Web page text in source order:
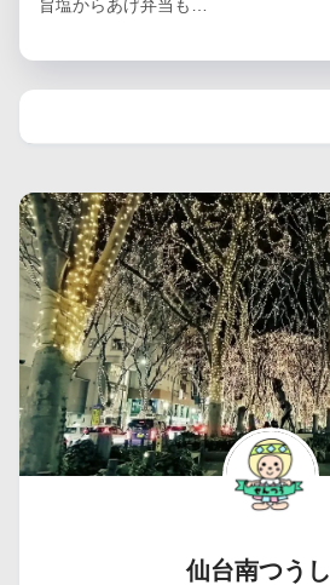
旨塩からあげ弁当も…
仙台南つう